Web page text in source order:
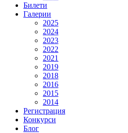
Билети
Галерии
2025
2024
2023
2022
2021
2019
2018
2016
2015
2014
Регистрация
Конкурси
Блог